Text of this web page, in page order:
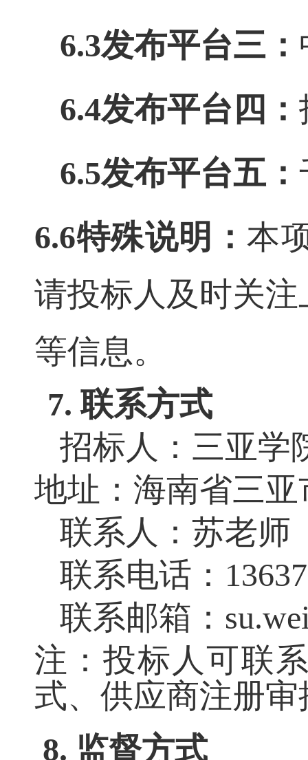
6.3发布平台三：
6.4发布平台四：
6.5发布平台五：
6.6特殊说明：本
请投标人及时关
等信息。
7. 联系方式
招标人：三亚学
地址：海南省三
联系人：苏老师
联系电话：
联系邮箱：
注：投标人可联
式、供应商注册
8. 监督方式